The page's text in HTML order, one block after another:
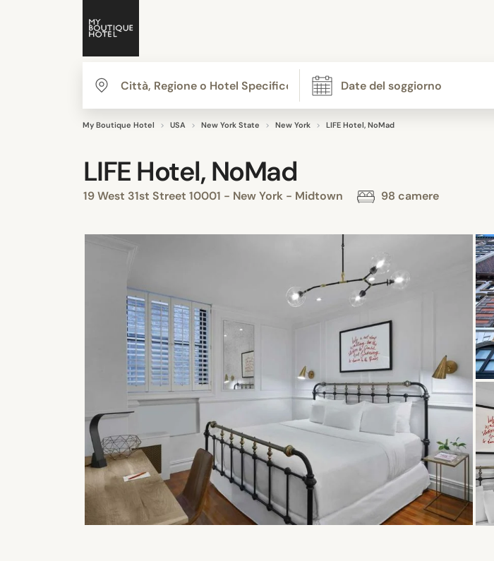
My Boutique Hotel USA New York State New York LIFE Hotel, NoMad
LIFE Hotel, NoMad
19 West 31st Street 10001 - New York - Midtown 98 camere